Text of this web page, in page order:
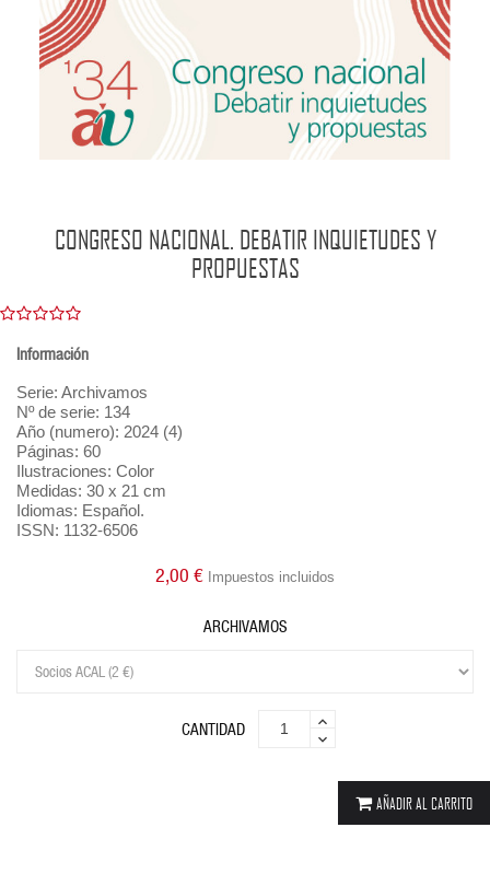
CONGRESO NACIONAL. DEBATIR INQUIETUDES Y
PROPUESTAS
Información
Serie: Archivamos
Nº de serie: 134
Año (numero): 2024 (4)
Páginas: 60
Ilustraciones: Color
Medidas: 30 x 21 cm
Idiomas: Español.
ISSN: 1132-6506
2,00 € Impuestos incluidos
ARCHIVAMOS
CANTIDAD
AÑADIR AL CARRITO